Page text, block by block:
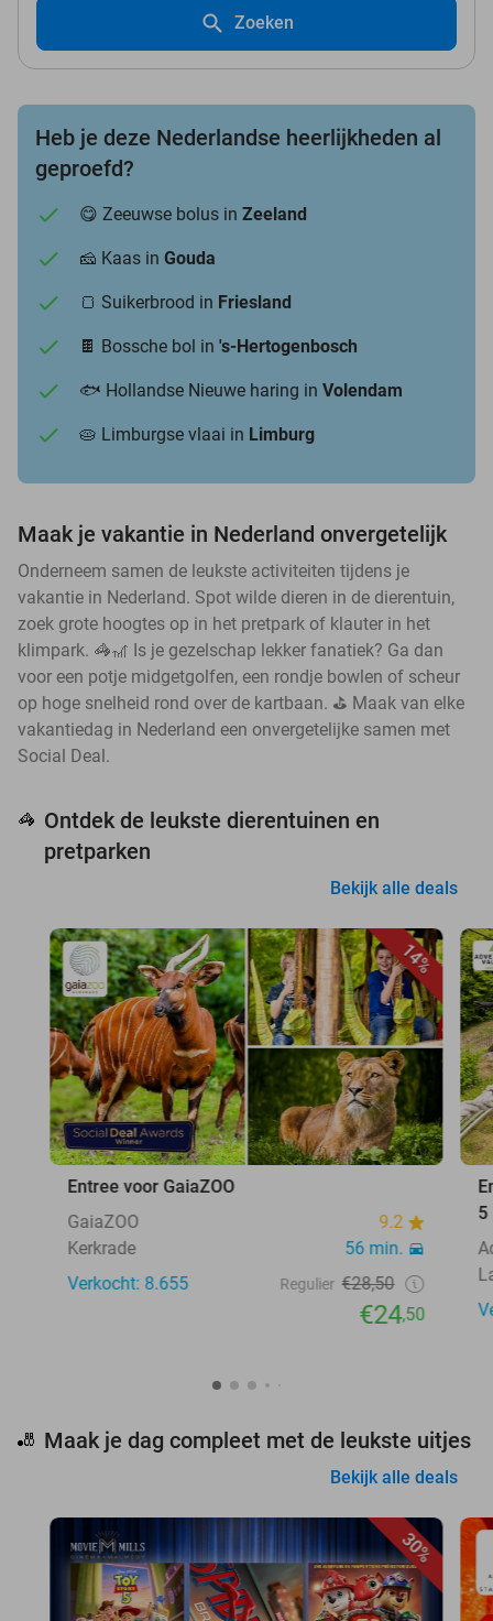
Zoeken
Heb je deze Nederlandse heerlijkheden al
geproefd?
😋 Zeeuwse bolus in Zeeland
🧀 Kaas in Gouda
🍞 Suikerbrood in Friesland
🍫 Bossche bol in 's-Hertogenbosch
🐟 Hollandse Nieuwe haring in Volendam
🥧 Limburgse vlaai in Limburg
Maak je vakantie in Nederland onvergetelijk
Onderneem samen de leukste activiteiten tijdens je
vakantie in Nederland. Spot wilde dieren in de dierentuin,
zoek grote hoogtes op in het pretpark of klauter in het
klimpark. 🦓🎢 Is je gezelschap lekker fanatiek? Ga dan
voor een potje midgetgolfen, een rondje bowlen of scheur
op hoge snelheid rond over de kartbaan. ⛳ Maak van elke
vakantiedag in Nederland een onvergetelijke samen met
Social Deal.
🦓 Ontdek de leukste dierentuinen en
pretparken
Bekijk alle deals
14%
Entree voor GaiaZOO
GaiaZOO
9.2
Kerkrade
56 min.
Verkocht: 8.655
Regulier €28,50
€24,50
5
🎳 Maak je dag compleet met de leukste uitjes
Bekijk alle deals
30%